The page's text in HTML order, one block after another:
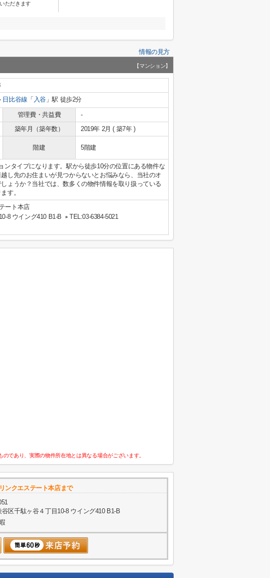
ただきます
情報の見方
【マンション】
日比谷線 「 入谷」駅 徒歩2分
管理費・共益費
-
築年月（築年数） 2019年 2月 ( 築7年 )
階建 5階建
ンタイプになります。駅から徒歩10分の位置にある物件な
し先のお住まいが見つからないとお悩みなら、当社のオ
ょうか？当社では、数多くの物件情報を取り扱っている
す。
ート本店
8 ウイング410 B1-B
TEL:03-6384-5021
であり、実際の物件所在地とは異なる場合がございます。
ンクエステート本店まで
区千駄ヶ谷４丁目10-8 ウイング410 B1-B